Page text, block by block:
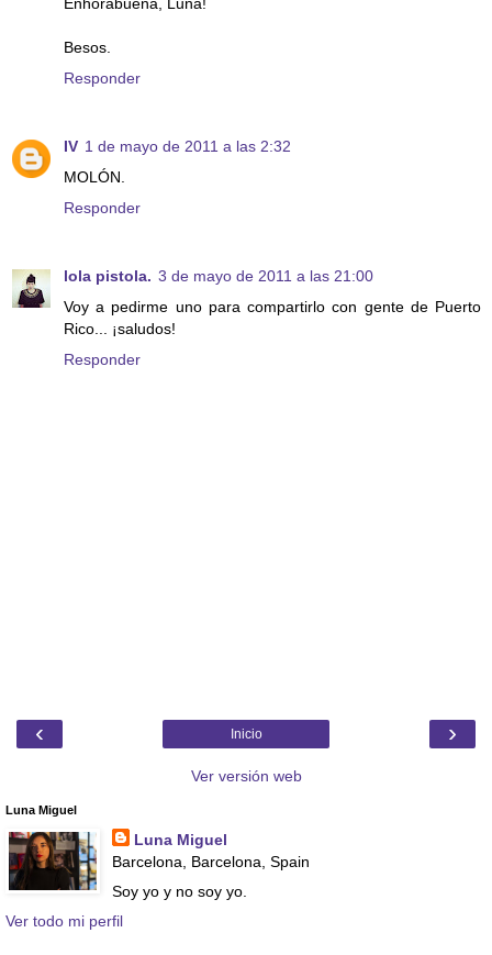
Besos.
Responder
IV 1 de mayo de 2011 a las 2:32
MOLÓN.
Responder
lola pistola. 3 de mayo de 2011 a las 21:00
Voy a pedirme uno para compartirlo con gente de Puerto
Rico... ¡saludos!
Responder
‹ ›
Inicio
Ver versión web
Luna Miguel
Luna Miguel
Barcelona, Barcelona, Spain
Soy yo y no soy yo.
Ver todo mi perfil